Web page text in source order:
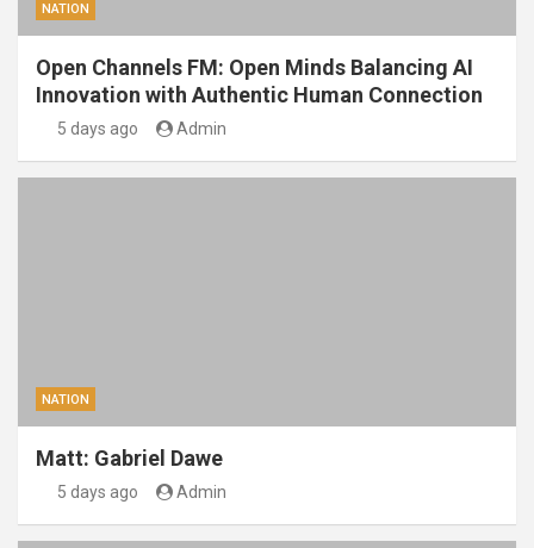
NATION
Open Channels FM: Open Minds Balancing AI
Innovation with Authentic Human Connection
5 days ago Admin
NATION
Matt: Gabriel Dawe
5 days ago Admin